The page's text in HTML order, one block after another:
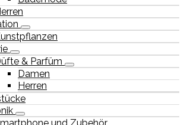
& Parfüm
Damen
Herren